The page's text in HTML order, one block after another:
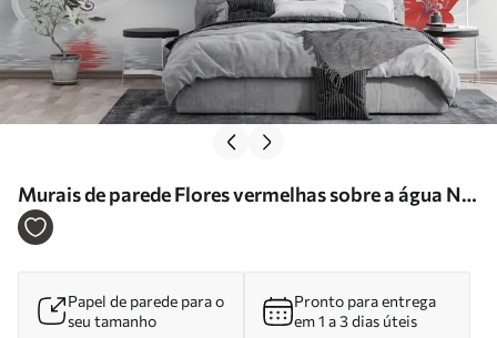
Murais de parede Flores vermelhas sobre a água Nr.
u08994
Papel de parede para o
seu tamanho
Pronto para entrega
em 1 a 3 dias úteis